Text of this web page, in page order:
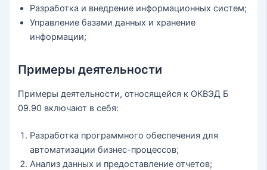
Разработка и внедрение информационных систем;
Управление базами данных и хранение
информации;
Примеры деятельности
Примеры деятельности, относящейся к ОКВЭД Б
09.90 включают в себя:
Разработка программного обеспечения для
автоматизации бизнес-процессов;
Анализ данных и предоставление отчетов;